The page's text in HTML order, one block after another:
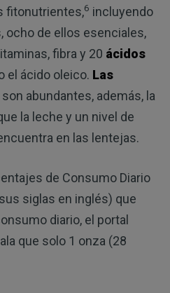
fitonutrientes,6 incluyendo
ocho de ellos esenciales,
fibra y 20 ácidos
el ácido oleico. Las
son abundantes, además, la
la leche y un nivel de
en las lentejas.
de Consumo Diario
siglas en inglés) que
diario, el portal
que solo 1 onza (28